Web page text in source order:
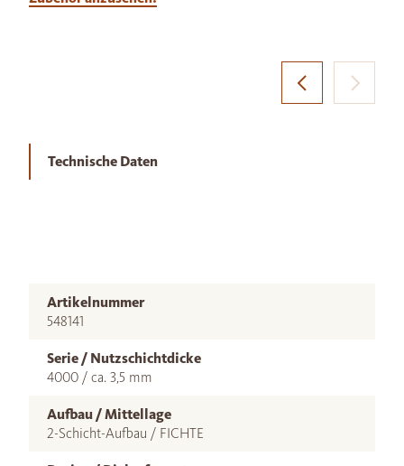
Technische Daten
Artikelnummer
548141
Serie / Nutzschichtdicke
4000 / ca. 3,5 mm
Aufbau / Mittellage
2-Schicht-Aufbau / FICHTE